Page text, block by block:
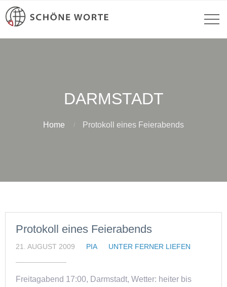
DARMSTADT
Home Protokoll eines Feierabends
Protokoll eines Feierabends
21. AUGUST 2009 PIA UNTER FERNER LIEFEN
Freitagabend 17:00, Darmstadt, Wetter: heiter bis